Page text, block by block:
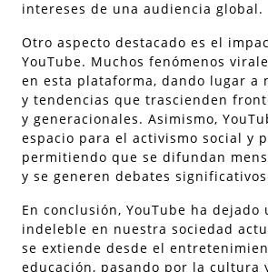
intereses de una audiencia global.
Otro aspecto destacado es el
YouTube. Muchos fenómenos
en esta plataforma, dando lugar a
y tendencias que trascienden
y generacionales. Asimismo,
espacio para el activismo social y
permitiendo que se difundan
y se generen debates
En conclusión, YouTube ha dejado
indeleble en nuestra sociedad
se extiende desde el
educación, pasando por la cultura